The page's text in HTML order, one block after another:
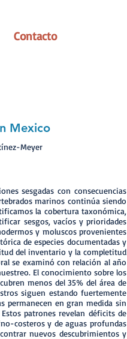
Contacto
Mexico
Meyer
sesgadas con consecuencias
marinos continúa siendo
la cobertura taxonómica,
sesgos, vacíos y prioridades
y moluscos provenientes
de especies documentadas y
del inventario y la completitud
se examinó con relación al año
El conocimiento sobre los
menos del 35% del área de
siguen estando fuertemente
permanecen en gran medida sin
patrones revelan déficits de
costeros y de aguas profundas
nuevos descubrimientos y